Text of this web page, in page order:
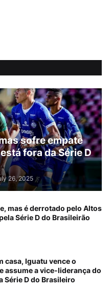
sofre empate
fora da Série D
26, 2025
mas é derrotado pelo Altos
Série D do Brasileirão
casa, Iguatu vence o
assume a vice-liderança do
Série D do Brasileiro